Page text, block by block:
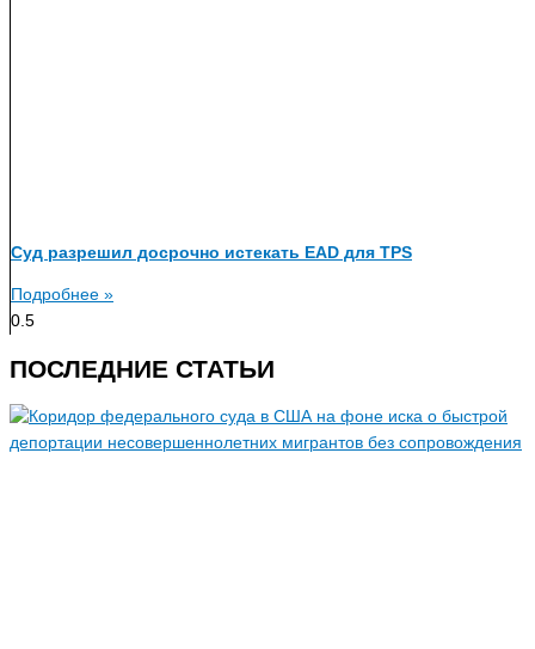
Суд разрешил досрочно истекать EAD для TPS
Подробнее »
ПОСЛЕДНИЕ СТАТЬИ